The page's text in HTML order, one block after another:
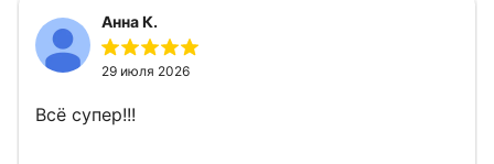
Анна К.
29 июля 2026
Всё супер!!!